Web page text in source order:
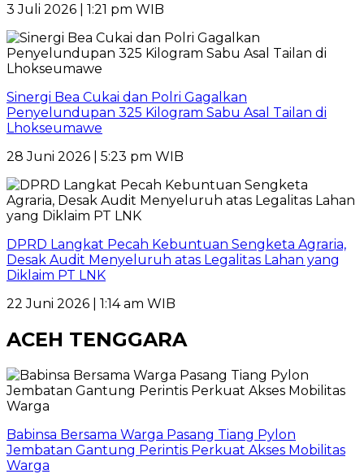
3 Juli 2026 | 1:21 pm WIB
Sinergi Bea Cukai dan Polri Gagalkan
Penyelundupan 325 Kilogram Sabu Asal Tailan di
Lhokseumawe
28 Juni 2026 | 5:23 pm WIB
DPRD Langkat Pecah Kebuntuan Sengketa Agraria,
Desak Audit Menyeluruh atas Legalitas Lahan yang
Diklaim PT LNK
22 Juni 2026 | 1:14 am WIB
ACEH TENGGARA
Babinsa Bersama Warga Pasang Tiang Pylon
Jembatan Gantung Perintis Perkuat Akses Mobilitas
Warga